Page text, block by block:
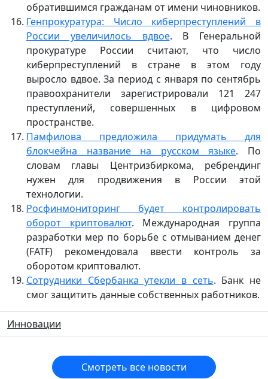
обратившимся гражданам от имени чиновников.
Генпрокуратура: Число киберпреступлений в
России увеличилось вдвое. В Генеральной
прокуратуре России считают, что число
киберпреступлений в стране в этом году
выросло вдвое. За период с января по сентябрь
правоохранители зарегистрировали 121 247
преступлений, совершенных в цифровом
пространстве.
Памфилова предложила придумать для
блокчейна название на русском языке. По
словам главы Центризбиркома, ребрендинг
нужен для продвижения в России этой
технологии.
Росфинмониторинг будет контролировать
оборот криптовалют. Международная группа
разработки мер по борьбе с отмыванием денег
(FATF) рекомендовала ввести контроль за
оборотом криптовалют.
Сотрудники Сбербанка утекли в сеть. Банк не
смог защитить данные собственных работников.
Инновации
Смотреть все новости